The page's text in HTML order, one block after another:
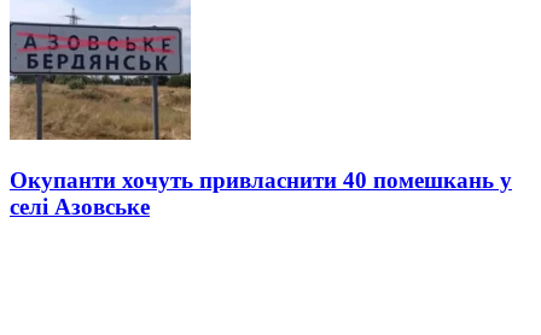
Окупанти хочуть привласнити 40 помешкань у
селі Азовське